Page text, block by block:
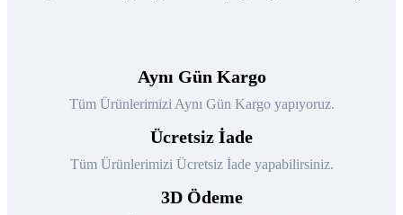
Aynı Gün Kargo
Tüm Ürünlerimizi Aynı Gün Kargo yapıyoruz.
Ücretsiz İade
Tüm Ürünlerimizi Ücretsiz İade yapabilirsiniz.
3D Ödeme